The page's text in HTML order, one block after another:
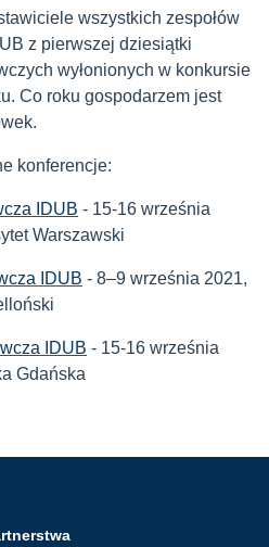
wszystkich zespołów
z pierwszej dziesiątki
wyłonionych w konkursie
Co roku gospodarzem jest
konferencje:
IDUB - 15-16 września
Warszawski
IDUB - 8–9 września 2021,
IDUB - 15-16 września
Gdańska